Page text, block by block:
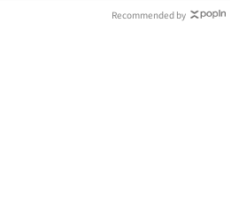
Recommended by